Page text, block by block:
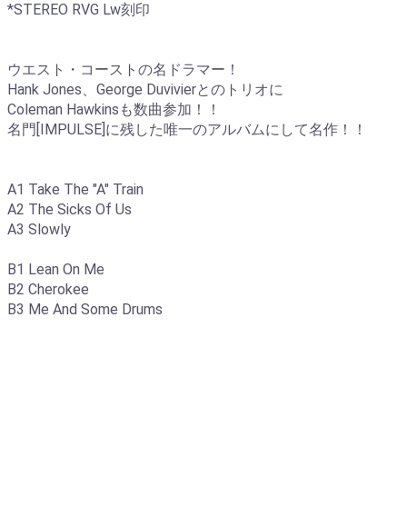
*STEREO RVG Lw刻印
ウエスト・コーストの名ドラマー！
Hank Jones、George Duvivierとのトリオに
Coleman Hawkinsも数曲参加！！
名門[IMPULSE]に残した唯一のアルバムにして名作！！
A1 Take The "A" Train
A2 The Sicks Of Us
A3 Slowly
B1 Lean On Me
B2 Cherokee
B3 Me And Some Drums